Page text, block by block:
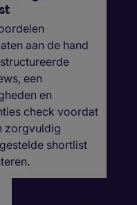
aan de hand
een
en
check voordat
zorgvuldig
shortlist